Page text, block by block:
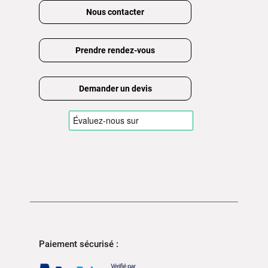
Nous contacter
Prendre rendez-vous
Demander un devis
Paiement sécurisé :